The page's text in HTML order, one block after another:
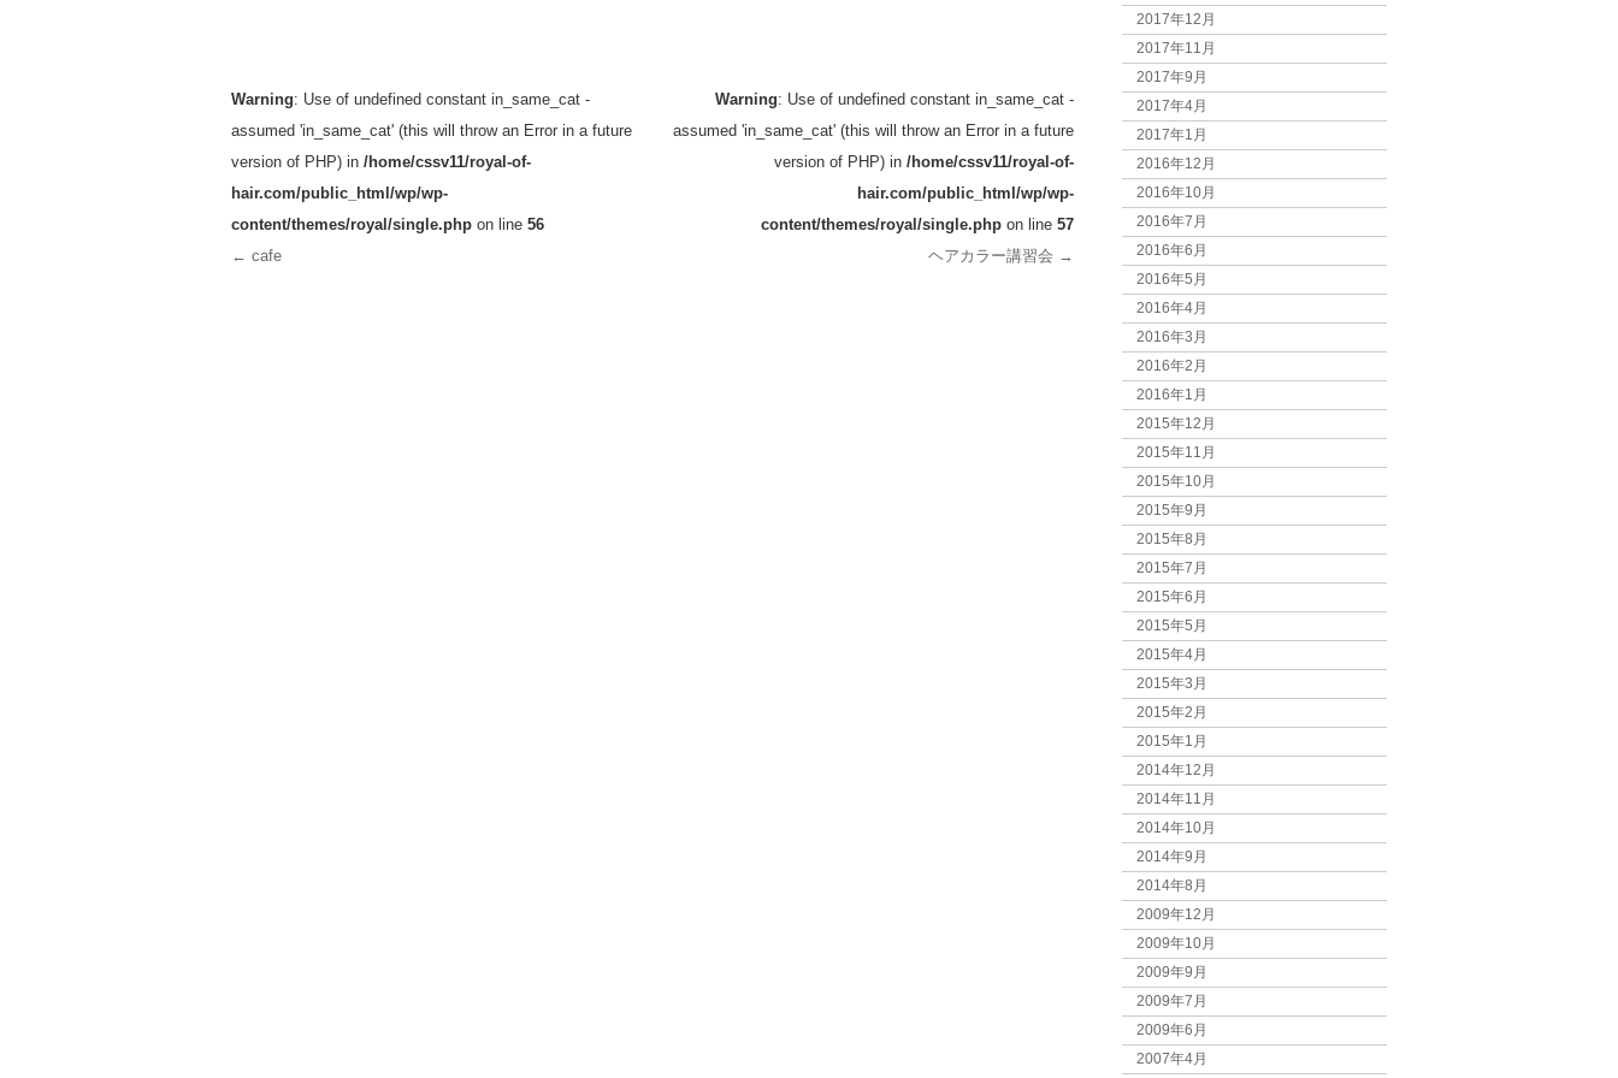
Warning: Use of undefined constant in_same_cat -
assumed 'in_same_cat' (this will throw an Error in a future
version of PHP) in /home/cssv11/royal-of-
hair.com/public_html/wp/wp-
content/themes/royal/single.php on line 56
← cafe
Warning: Use of undefined constant in_same_cat -
assumed 'in_same_cat' (this will throw an Error in a future
version of PHP) in /home/cssv11/royal-of-
hair.com/public_html/wp/wp-
content/themes/royal/single.php on line 57
ヘアカラー講習会 →
2017年12月
2017年11月
2017年9月
2017年4月
2017年1月
2016年12月
2016年10月
2016年7月
2016年6月
2016年5月
2016年4月
2016年3月
2016年2月
2016年1月
2015年12月
2015年11月
2015年10月
2015年9月
2015年8月
2015年7月
2015年6月
2015年5月
2015年4月
2015年3月
2015年2月
2015年1月
2014年12月
2014年11月
2014年10月
2014年9月
2014年8月
2009年12月
2009年10月
2009年9月
2009年7月
2009年6月
2007年4月